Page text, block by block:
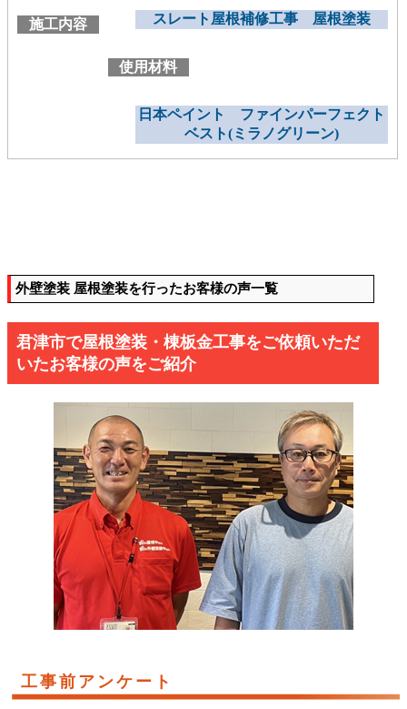
施工内容 スレート屋根補修工事 屋根塗装
使用材料
日本ペイント ファインパーフェクト
ベスト(ミラノグリーン)
外壁塗装 屋根塗装を行ったお客様の声一覧
君津市で屋根塗装・棟板金工事をご依頼いただ
いたお客様の声をご紹介
工事前アンケート